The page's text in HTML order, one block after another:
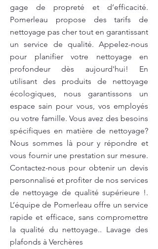
gage de propreté et d’efficacité.
Pomerleau propose des tarifs de
nettoyage pas cher tout en garantissant
un service de qualité. Appelez-nous
pour planifier votre nettoyage en
profondeur dès aujourd'hui! En
utilisant des produits de nettoyage
écologiques, nous garantissons un
espace sain pour vous, vos employés
ou votre famille. Vous avez des besoins
spécifiques en matière de nettoyage?
Nous sommes là pour y répondre et
vous fournir une prestation sur mesure.
Contactez-nous pour obtenir un devis
personnalisé et profiter de nos services
de nettoyage de qualité supérieure !.
L’équipe de Pomerleau offre un service
rapide et efficace, sans compromettre
la qualité du nettoyage.. Lavage des
plafonds à Verchères